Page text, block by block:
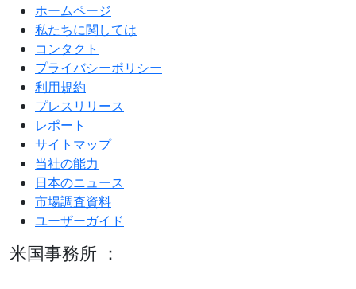
ホームページ
私たちに関しては
コンタクト
プライバシーポリシー
利用規約
プレスリリース
レポート
サイトマップ
当社の能力
日本のニュース
市場調査資料
ユーザーガイド
米国事務所 ：